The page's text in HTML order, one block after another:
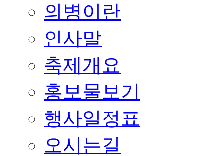
의병이란
인사말
축제개요
홍보물보기
행사일정표
오시는길